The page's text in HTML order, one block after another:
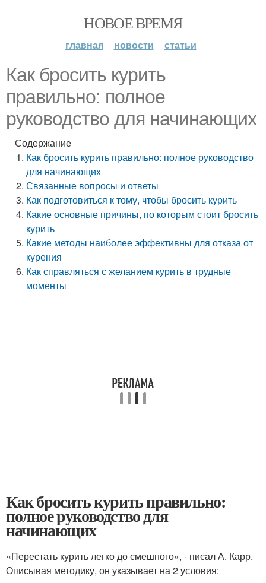
НОВОЕ ВРЕМЯ
главная новости статьи
Как бросить курить
правильно: полное
руководство для начинающих
Содержание
Как бросить курить правильно: полное руководство
для начинающих
Связанные вопросы и ответы
Как подготовиться к тому, чтобы бросить курить
Какие основные причины, по которым стоит бросить
курить
Какие методы наиболее эффективны для отказа от
курения
Как справляться с желанием курить в трудные
моменты
Как бросить курить правильно:
полное руководство для
начинающих
«Перестать курить легко до смешного», - писал А. Карр.
Описывая методику, он указывает на 2 условия: